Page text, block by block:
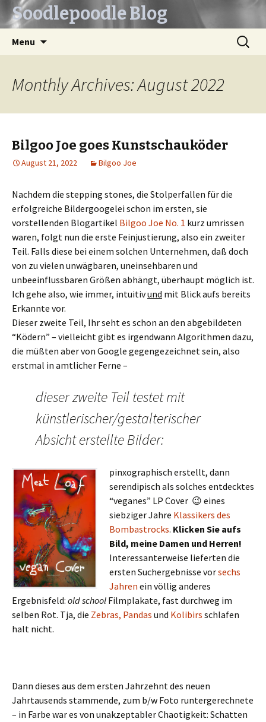
Soodlepoodle Blog
Menu
Search
for:
Monthly Archives: August 2022
Bilgoo Joe goes Kunstschauköder
August 21, 2022 Bilgoo Joe
Nachdem die stepping stones, die Stolperfallen für die
erfolgreiche Bildergoogelei schon im ersten, sie
vorstellenden Blogartikel Bilgoo Joe No. 1 kurz umrissen
waren, folgt nun die erste Feinjustierung, also ein zweiter
Teil. Falls diese bei einem solchen Unternehmen, daß doch
von zu vielen unwägbaren, uneinsehbaren und
unbeeinflussbaren Größen abhängt, überhaupt möglich ist.
Ich gehe also, wie immer, intuitivund mit Blick aufs bereits
Erkannte vor.
Dieser zweite Teil, Ihr seht es schon an den abgebildeten
“Ködern” – vielleicht gibt es irgendwann Algorithmen dazu,
die müßten aber von Google gegengezeichnet sein, also
erstmal in amtlicher Ferne –
dieser zweite Teil testet mit
künstlerischer/gestalterischer
Absicht erstellte Bilder:
pinxographisch erstellt, dann
serendipisch als solches entdecktes
“veganes” LP Cover 😉 eines
siebziger Jahre Klassikers des
Bombastrocks. Klicken Sie aufs
Bild, meine Damen und Herren!
Interessanterweise lieferten die
ersten Suchergebnisse vorsechs
Jahren ein völlig anderes
Ergebnisfeld: old school Filmplakate, fast durchweg im
selben Rot. Tja, die Zebras, Pandas und Kolibirs schlafen
halt nicht.
Dann dieses aus dem ersten Jahrzehnt des neuen
Jahrtausends stammende, zum b/w Foto runtergerechnete
– in Farbe war es von unakzeptabler Chaotigkeit: Schatten